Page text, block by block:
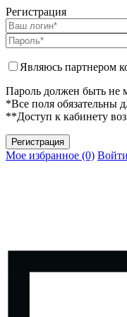
Регистрация
Являюсь партнером
Пароль должен быть не
*Все поля обязательны
**Доступ к кабинету
Мое избранное (0) Войти